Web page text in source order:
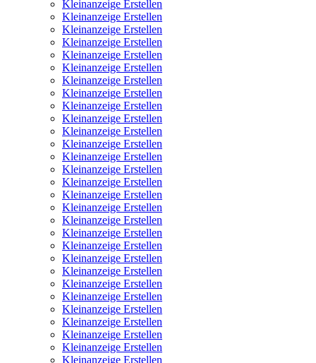
Kleinanzeige Erstellen
Kleinanzeige Erstellen
Kleinanzeige Erstellen
Kleinanzeige Erstellen
Kleinanzeige Erstellen
Kleinanzeige Erstellen
Kleinanzeige Erstellen
Kleinanzeige Erstellen
Kleinanzeige Erstellen
Kleinanzeige Erstellen
Kleinanzeige Erstellen
Kleinanzeige Erstellen
Kleinanzeige Erstellen
Kleinanzeige Erstellen
Kleinanzeige Erstellen
Kleinanzeige Erstellen
Kleinanzeige Erstellen
Kleinanzeige Erstellen
Kleinanzeige Erstellen
Kleinanzeige Erstellen
Kleinanzeige Erstellen
Kleinanzeige Erstellen
Kleinanzeige Erstellen
Kleinanzeige Erstellen
Kleinanzeige Erstellen
Kleinanzeige Erstellen
Kleinanzeige Erstellen
Kleinanzeige Erstellen
Kleinanzeige Erstellen